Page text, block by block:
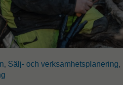
, Sälj- och verksamhetsplanering,